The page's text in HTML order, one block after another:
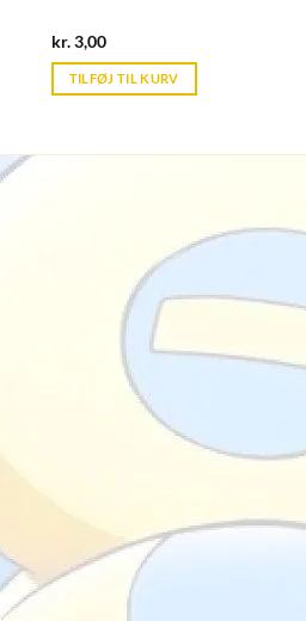
kr.3,00Current
is:
kr. 39,95.
TILFØJ TIL KURV